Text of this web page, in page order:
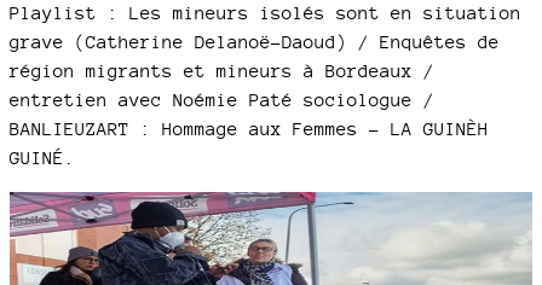
Playlist : Les mineurs isolés sont en situation
grave (Catherine Delanoë-Daoud) / Enquêtes de
région migrants et mineurs à Bordeaux /
entretien avec Noémie Paté sociologue /
BANLIEUZART : Hommage aux Femmes - LA GUINÈH
GUINÉ.